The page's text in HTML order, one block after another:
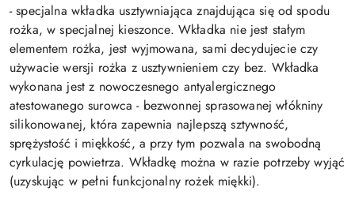
- specjalna wkładka usztywniająca znajdująca się od spodu
rożka, w specjalnej kieszonce. Wkładka nie jest stałym
elementem rożka, jest wyjmowana, sami decydujecie czy
używacie wersji rożka z usztywnieniem czy bez. Wkładka
wykonana jest z nowoczesnego antyalergicznego
atestowanego surowca - bezwonnej sprasowanej włókniny
silikonowanej, która zapewnia najlepszą sztywność,
sprężystość i miękkość, a przy tym pozwala na swobodną
cyrkulację powietrza. Wkładkę można w razie potrzeby wyjąć
(uzyskując w pełni funkcjonalny rożek miękki).